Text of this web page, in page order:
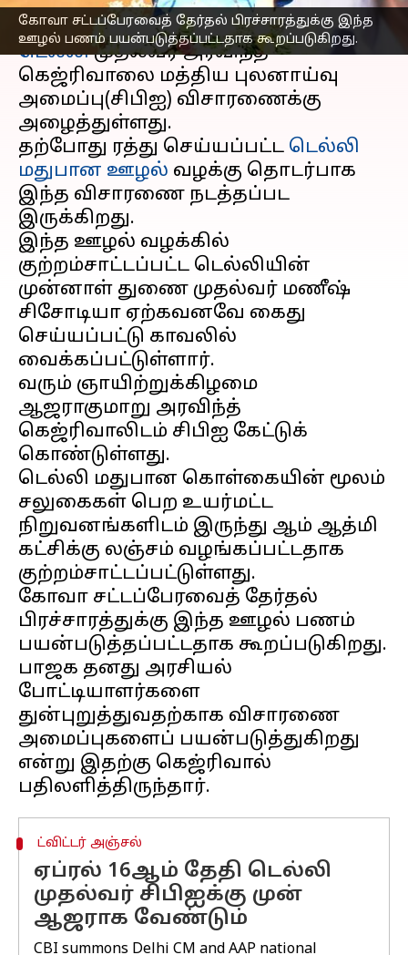
கோவா சட்டப்பேரவைத் தேர்தல் பிரச்சாரத்துக்கு இந்த
ஊழல் பணம் பயன்படுத்தப்பட்டதாக கூறப்படுகிறது.
செய்தி முன்னோட்டம்
டெல்லிமுதல்வர் அரவிந்த்
கெஜ்ரிவாலை மத்திய புலனாய்வு
அமைப்பு(சிபிஐ) விசாரணைக்கு
அழைத்துள்ளது.
தற்போது ரத்து செய்யப்பட்ட டெல்லி
மதுபான ஊழல் வழக்கு தொடர்பாக
இந்த விசாரணை நடத்தப்பட
இருக்கிறது.
இந்த ஊழல் வழக்கில்
குற்றம்சாட்டப்பட்ட டெல்லியின்
முன்னாள் துணை முதல்வர் மணீஷ்
சிசோடியா ஏற்கவனவே கைது
செய்யப்பட்டு காவலில்
வைக்கப்பட்டுள்ளார்.
வரும் ஞாயிற்றுக்கிழமை
ஆஜராகுமாறு அரவிந்த்
கெஜ்ரிவாலிடம் சிபிஐ கேட்டுக்
கொண்டுள்ளது.
டெல்லி மதுபான கொள்கையின் மூலம்
சலுகைகள் பெற உயர்மட்ட
நிறுவனங்களிடம் இருந்து ஆம் ஆத்மி
கட்சிக்கு லஞ்சம் வழங்கப்பட்டதாக
குற்றம்சாட்டப்பட்டுள்ளது.
கோவா சட்டப்பேரவைத் தேர்தல்
பிரச்சாரத்துக்கு இந்த ஊழல் பணம்
பயன்படுத்தப்பட்டதாக கூறப்படுகிறது.
பாஜக தனது அரசியல்
போட்டியாளர்களை
துன்புறுத்துவதற்காக விசாரணை
அமைப்புகளைப் பயன்படுத்துகிறது
என்று இதற்கு கெஜ்ரிவால்
ட்விட்டர் அஞ்சல்
ஏப்ரல் 16ஆம் தேதி டெல்லி
முதல்வர் சிபிஐக்கு முன்
ஆஜராக வேண்டும்
CBI summons Delhi CM and AAP national